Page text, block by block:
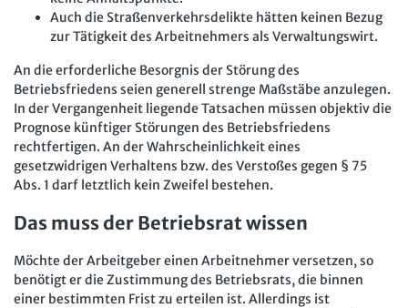
Auch die Straßenverkehrsdelikte hätten keinen Bezug
zur Tätigkeit des Arbeitnehmers als Verwaltungswirt.
An die erforderliche Besorgnis der Störung des
Betriebsfriedens seien generell strenge Maßstäbe anzulegen.
In der Vergangenheit liegende Tatsachen müssen objektiv die
Prognose künftiger Störungen des Betriebsfriedens
rechtfertigen. An der Wahrscheinlichkeit eines
gesetzwidrigen Verhaltens bzw. des Verstoßes gegen § 75
Abs. 1 darf letztlich kein Zweifel bestehen.
Das muss der Betriebsrat wissen
Möchte der Arbeitgeber einen Arbeitnehmer versetzen, so
benötigt er die Zustimmung des Betriebsrats, die binnen
einer bestimmten Frist zu erteilen ist. Allerdings ist